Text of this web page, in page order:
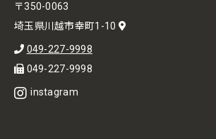
〒350-0063
埼玉県川越市幸町1-10
049-227-9998
049-227-9998
instagram